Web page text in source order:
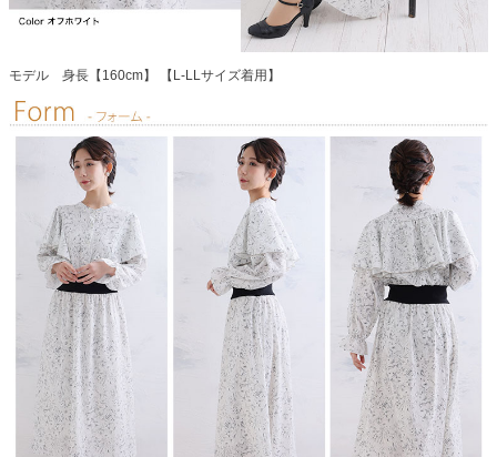
モデル 身長【160cm】 【L-LLサイズ着用】